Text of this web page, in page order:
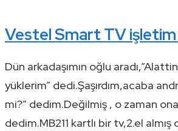
Vestel Smart TV
Dün arkadaşımın oğlu
yüklerim” dedi.Şaşırdım,acaba
mi?” dedim.Değilmiş , o zaman
dedim.MB211 kartlı bir tv,2.el